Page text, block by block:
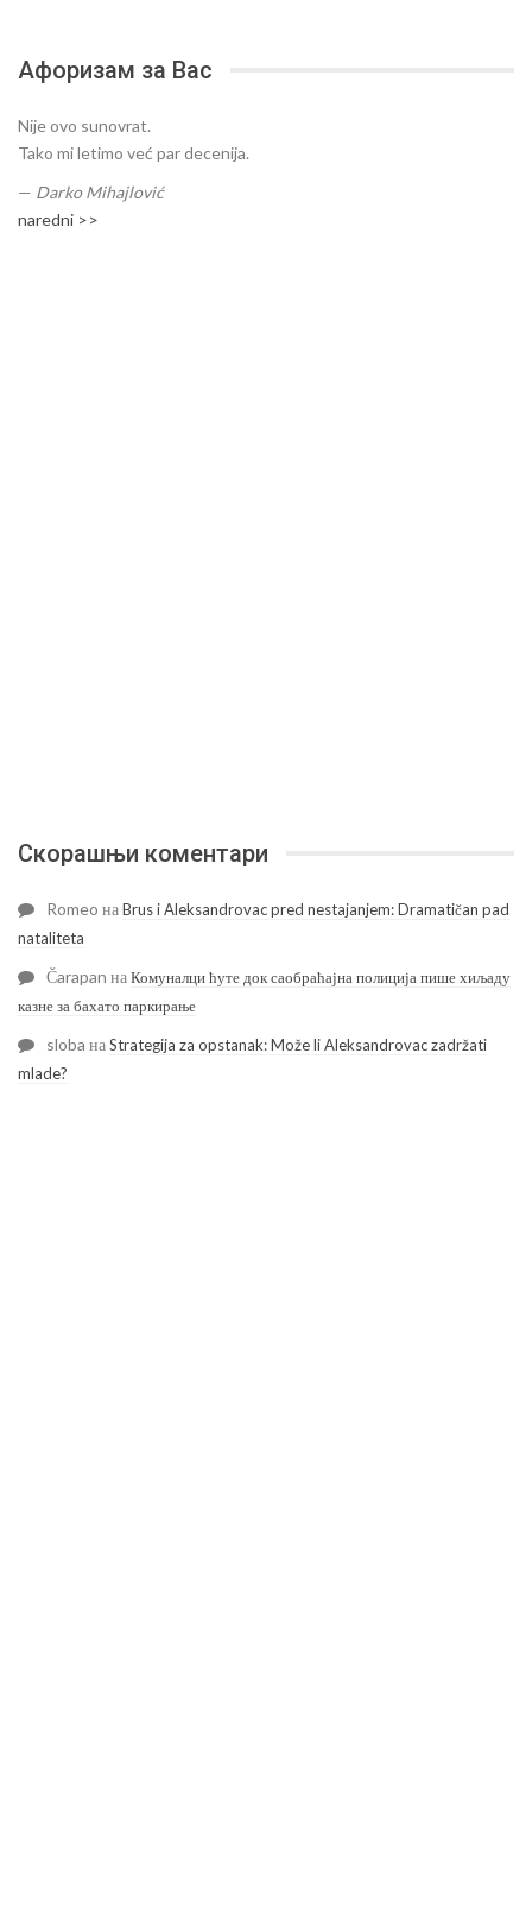
Афоризам за Вас
Nije ovo sunovrat.
Tako mi letimo već par decenija.
— Darko Mihajlović
naredni >>
Скорашњи коментари
Romeo наBrus i Aleksandrovac pred nestajanjem: Dramatičan pad
nataliteta
Čarapan наКомуналци ћуте док саобраћајна полиција пише хиљаду
казне за бахато паркирање
sloba наStrategija za opstanak: Može li Aleksandrovac zadržati
mlade?